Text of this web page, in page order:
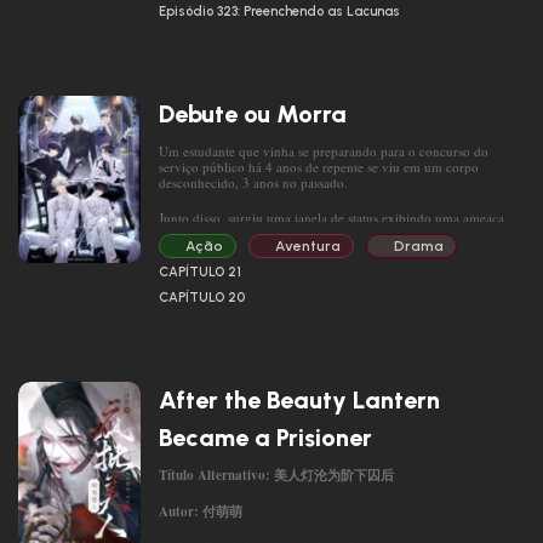
antecedência sobre a abertura de fendas, vídeos ASMR de slimes
coisas tomaram esse rumo, por que não começar um segundo
capítulo da vida como funcionário temporário em um restaurante
de sopa para ressaca, em vez de caçador?
“…”
O plano de Cha Eui-jae de passar seus últimos dias
tranquilamente como o único funcionário temporário do
restaurante de sopa para ressaca, que existe há décadas, dá errado
máscara de gás…
Episódio 323: Preenchendo as Lacunas
Debute ou Morra
Um estudante que vinha se preparando para o concurso do
serviço público há 4 anos de repente se viu em um corpo
desconhecido, 3 anos no passado.
Junto disso, surgiu uma janela de status exibindo uma ameaça
bem diante dos seus olhos!
[Surto!]
※Especialidade: Antes de regredir e possuir seu novo corpo, ele
costumava coletar e vender dados de ídolos.
Ação Aventura Drama
CAPÍTULO 21
CAPÍTULO 20
After the Beauty Lantern
Became a Prisioner
Título Alternativo: 美人灯沦为阶下囚后
Autor: 付萌萌